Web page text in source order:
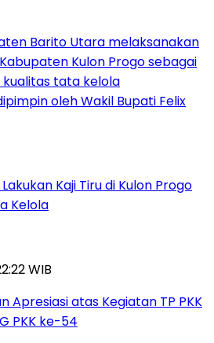
Kaji Tiru di Kulon Progo
Kelola
WIB
Apresiasi atas Kegiatan TP PKK
PKK ke-54